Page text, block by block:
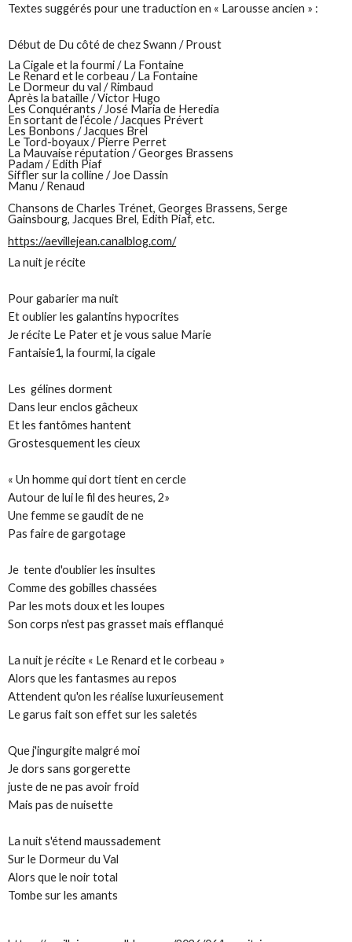
Textes suggérés pour une traduction en « Larousse ancien » :
Début de Du côté de chez Swann / Proust
La Cigale et la fourmi / La Fontaine
Le Renard et le corbeau / La Fontaine
Le Dormeur du val / Rimbaud
Après la bataille / Victor Hugo
Les Conquérants / José Maria de Heredia
En sortant de l’école / Jacques Prévert
Les Bonbons / Jacques Brel
Le Tord-boyaux / Pierre Perret
La Mauvaise réputation / Georges Brassens
Padam / Edith Piaf
Siffler sur la colline / Joe Dassin
Manu / Renaud
Chansons de Charles Trénet, Georges Brassens, Serge
Gainsbourg, Jacques Brel, Edith Piaf, etc.
https://aevillejean.canalblog.com/
La nuit je récite
Pour gabarier ma nuit
Et oublier les galantins hypocrites
Je récite Le Pater et je vous salue Marie
Fantaisie1, la fourmi, la cigale
Les gélines dorment
Dans leur enclos gâcheux
Et les fantômes hantent
Grostesquement les cieux
« Un homme qui dort tient en cercle
Autour de lui le fil des heures, 2»
Une femme se gaudit de ne
Pas faire de gargotage
Je tente d'oublier les insultes
Comme des gobilles chassées
Par les mots doux et les loupes
Son corps n'est pas grasset mais efflanqué
La nuit je récite « Le Renard et le corbeau »
Alors que les fantasmes au repos
Attendent qu'on les réalise luxurieusement
Le garus fait son effet sur les saletés
Que j'ingurgite malgré moi
Je dors sans gorgerette
juste de ne pas avoir froid
Mais pas de nuisette
La nuit s'étend maussadement
Sur le Dormeur du Val
Alors que le noir total
Tombe sur les amants